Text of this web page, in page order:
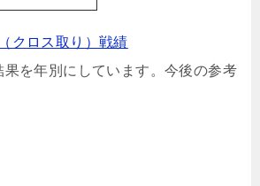
クロス取り）戦績
果を年別にしています。今後の参考